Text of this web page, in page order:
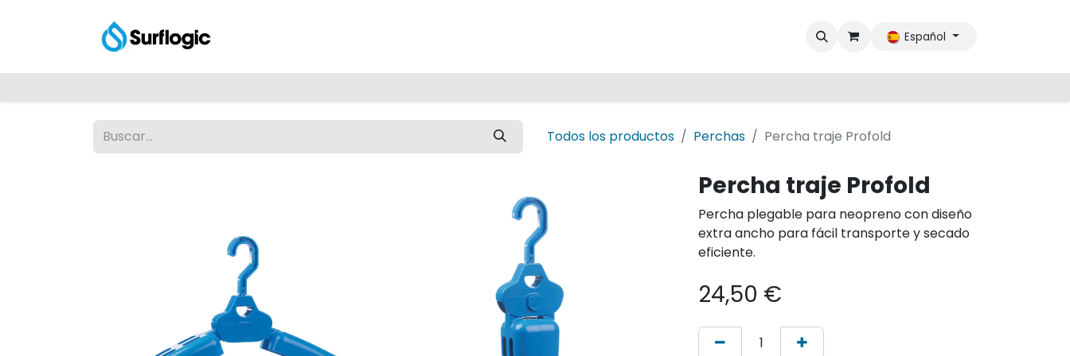
Español
Todos los productos Perchas Percha traje Profold
Percha traje Profold
Percha plegable para neopreno con diseño
extra ancho para fácil transporte y secado
eficiente.
24,50 €